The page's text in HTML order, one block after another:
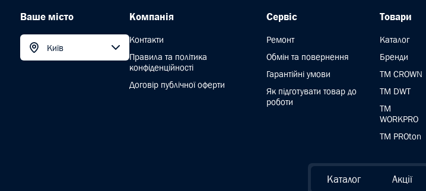
Каталог Акції
Ваше місто
Київ
Компанія
Контакти
Правила та політика
конфіденційності
Договір публічної оферти
Сервіс
Ремонт
Обмін та повернення
Гарантійні умови
Як підготувати товар до
роботи
Товари
Каталог
Бренди
ТМ CROWN
TM DWT
ТМ
WORKPRO
TM PROton